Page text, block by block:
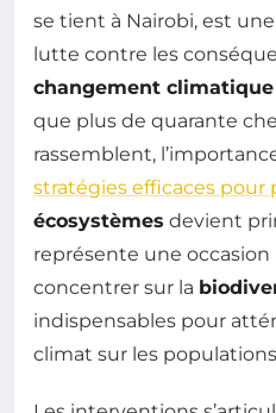
se tient à Nairobi, est
lutte contre les
changement climatique
que plus de quarante
rassemblent,
stratégies efficaces pour
écosystèmes devient
représente une
concentrer sur la
indispensables pour
climat sur les